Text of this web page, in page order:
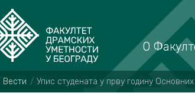
О
Вести Упис студената у прву годину